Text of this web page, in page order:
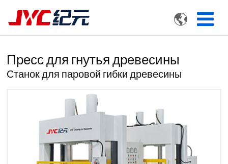

Пресс для гнутья древесины
Станок для паровой гибки древесины